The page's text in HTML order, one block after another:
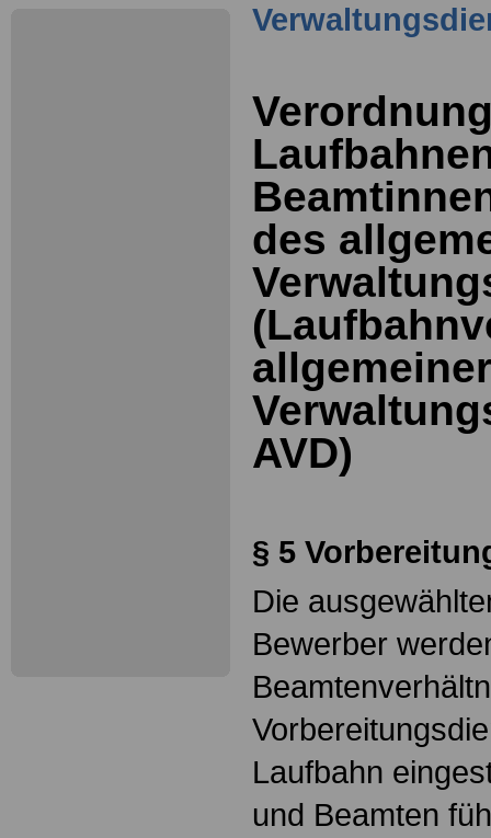
des
allgemeiner
AVD)
§ 5
Die
Bewerber
Laufbahn
und Beamten